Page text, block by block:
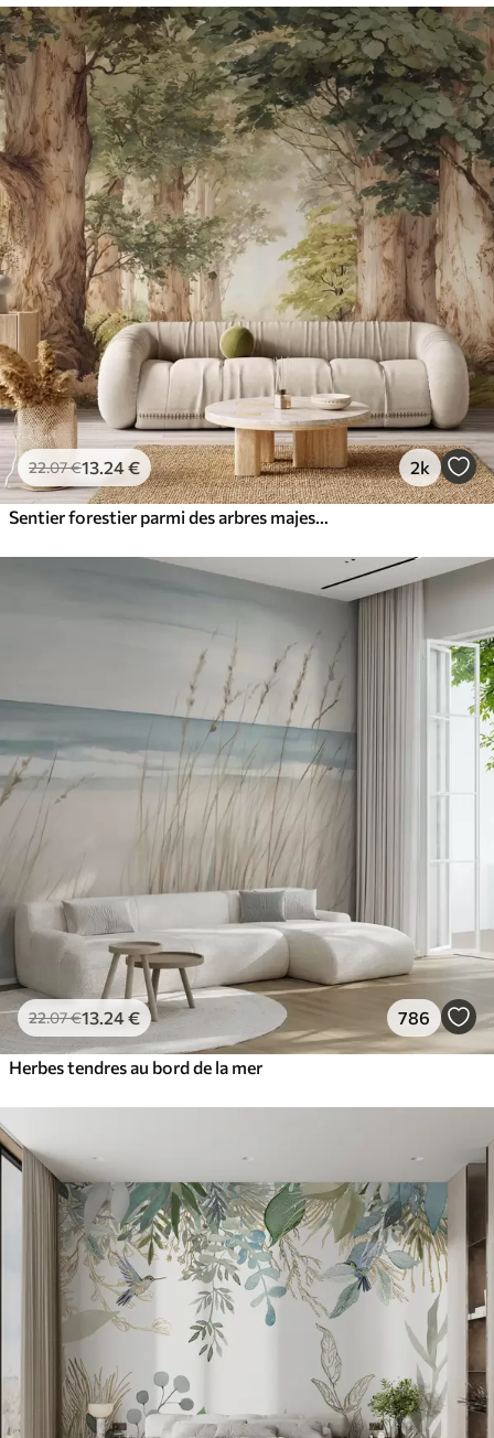
22.07€13 .24€ 2k
22.07€13 .24€ 786
Herbes tendres au bord de la mer